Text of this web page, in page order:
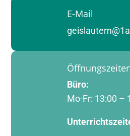
E-Mail
Büro:
Mo-Fr: 13:00 –